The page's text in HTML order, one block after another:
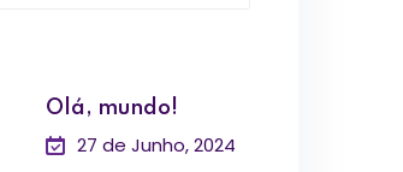
Olá, mundo!
27 de Junho, 2024